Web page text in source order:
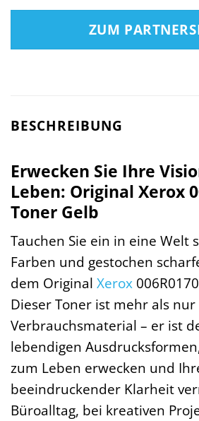
ZUM
BESCHREIBUNG
Erwecken Sie Ihre
Leben: Original Xerox
Toner Gelb
Tauchen Sie ein in eine Welt
Farben und gestochen
dem Original Xerox
Dieser Toner ist mehr als nur
Verbrauchsmaterial – er ist
lebendigen
zum Leben erwecken und
beeindruckender Klarheit
Büroalltag, bei kreativen